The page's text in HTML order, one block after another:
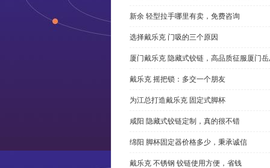
新余 轻型拉手哪里有卖，免费咨询
选择戴乐克 门吸的三个原因
厦门戴乐克 隐藏式铰链，高品质征服厦门
戴乐克 摇把锁：多交一个朋友
为江总打造戴乐克 固定式脚杯
咸阳 隐藏式铰链定制，真的很不错
绵阳 脚杯固定器价格多少，秉承诚信
戴乐克 不锈钢 铰链使用方便，省钱